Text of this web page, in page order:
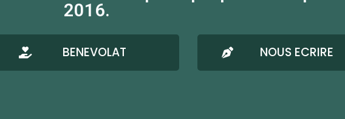
2016.
BENEVOLAT NOUS ECRIRE